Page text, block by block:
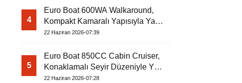
4
Euro Boat 600WA Walkaround,
Kompakt Kamaralı Yapısıyla Yat
Dergisi’nde
22 Haziran 2026-07:39
5
Euro Boat 850CC Cabin Cruiser,
Konaklamalı Seyir Düzeniyle Yat
Dergisi’nde
22 Haziran 2026-07:28